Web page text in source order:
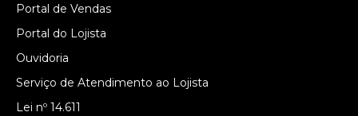
Portal de Vendas
Portal do Lojista
Ouvidoria
Serviço de Atendimento ao Lojista
Lei nº 14.611